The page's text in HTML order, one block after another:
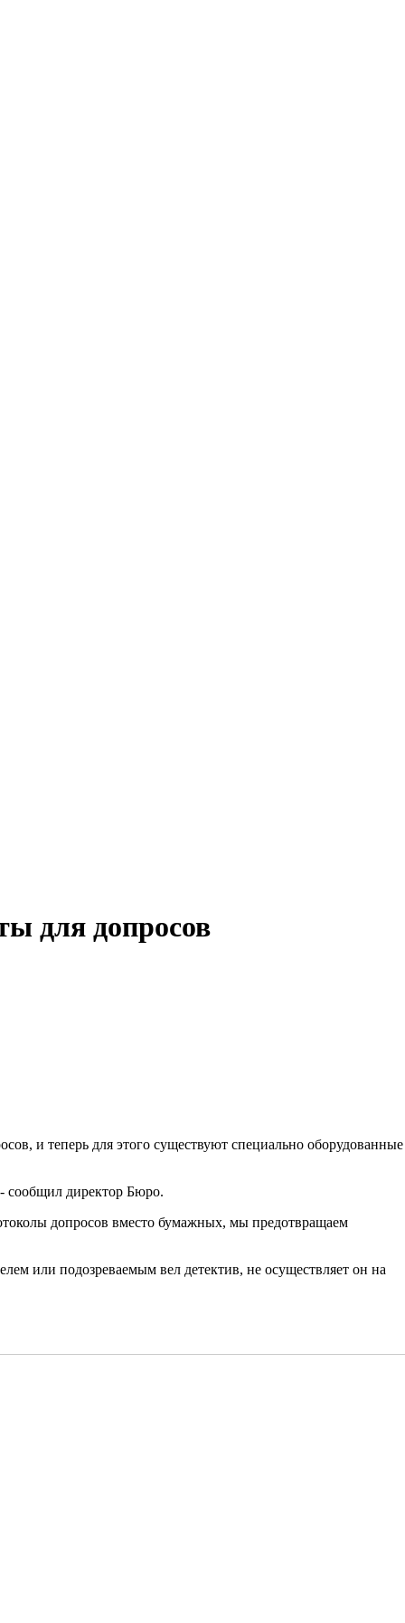
для допросов
и теперь для этого существуют специально оборудованные
сообщил директор Бюро.
допросов вместо бумажных, мы предотвращаем
или подозреваемым вел детектив, не осуществляет он на